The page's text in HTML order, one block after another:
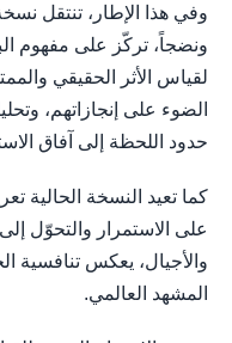
وفي هذا الإطار، تنتقل
ونضجاً، تركّز على مفهوم
لقياس الأثر الحقيقي
الضوء على إنجازاتهم،
حدود اللحظة إلى آفاق
كما تعيد النسخة الحالية
على الاستمرار والتحوّل
والأجيال، يعكس تنافسية
المشهد العالمي.